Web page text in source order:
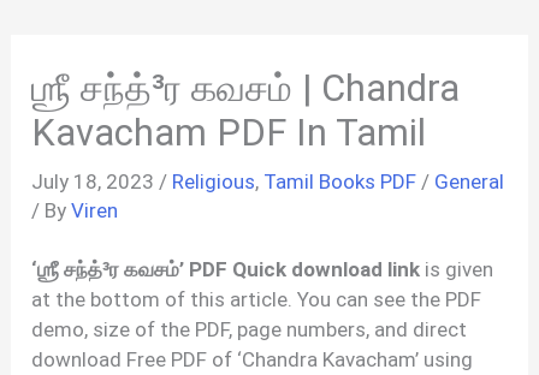
ஶ்ரீ சந்த்³ர கவசம் | Chandra
Kavacham PDF In Tamil
July 18, 2023 / Religious, Tamil Books PDF / General
/ ByViren
‘ஶ்ரீ சந்த்³ர கவசம்’ PDF Quick download link is given
at the bottom of this article. You can see the PDF
demo, size of the PDF, page numbers, and direct
download Free PDF of ‘Chandra Kavacham’ using